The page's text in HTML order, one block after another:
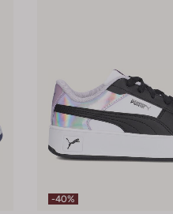
-40%